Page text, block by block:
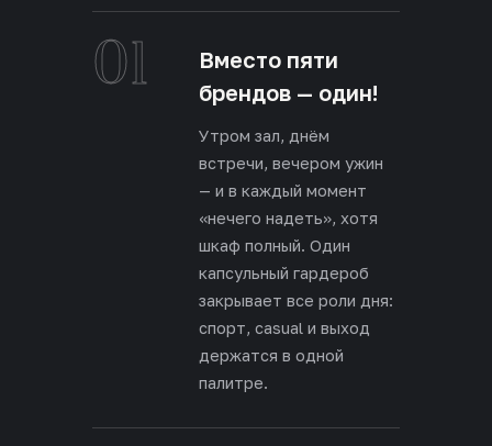
01
Вместо пяти
брендов — один!
Утром зал, днём
встречи, вечером ужин
— и в каждый момент
«нечего надеть», хотя
шкаф полный. Один
капсульный гардероб
закрывает все роли дня:
спорт, casual и выход
держатся в одной
палитре.